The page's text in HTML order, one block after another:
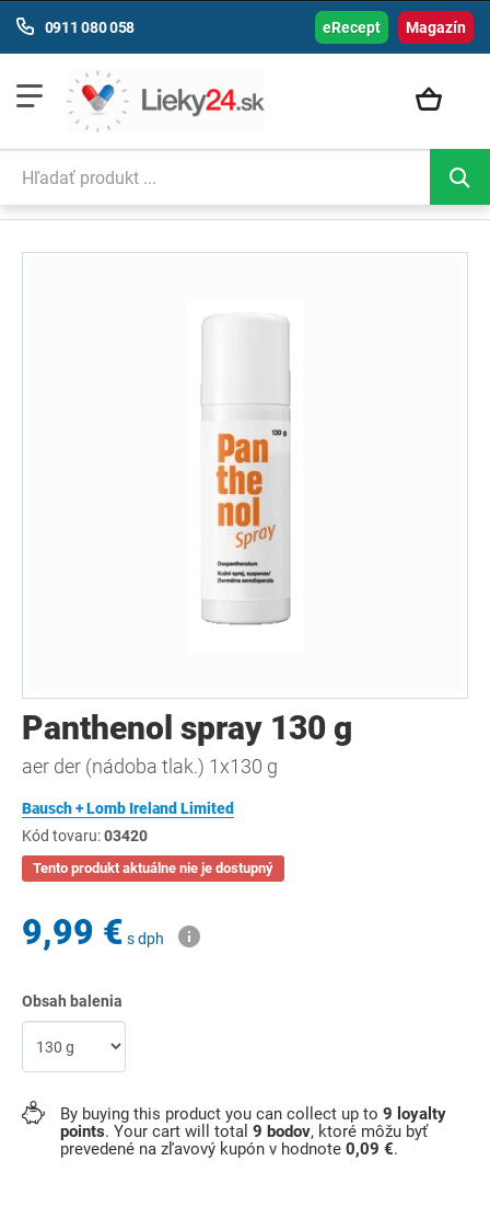
Magazín
0911 080 058 eRecept
Panthenol spray 130 g
aer der (nádoba tlak.) 1x130 g
Bausch + Lomb Ireland Limited
Kód tovaru:03420
Tento produkt aktuálne nie je dostupný
9,99 € s dph
Obsah balenia
By buying this product you can collect up to 9 loyalty
points. Your cart will total 9 bodov, ktoré môžu byť
prevedené na zľavový kupón v hodnote 0,09 €.